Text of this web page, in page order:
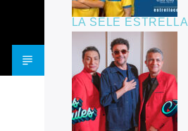
LA SELE ESTRELLA